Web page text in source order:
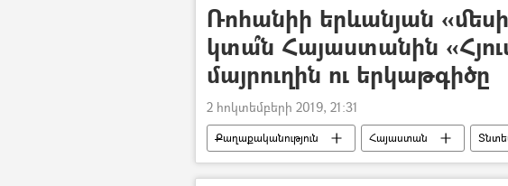
Ռոհանիի երևանյան
կտա՞ն Հայաստանին
մայրուղին ու երկաթգիծը
2 հոկտեմբերի 2019, 21:31
Քաղաքականություն Հայաստան
Իրանի Իսլամական Հանրապետություն
Հասան